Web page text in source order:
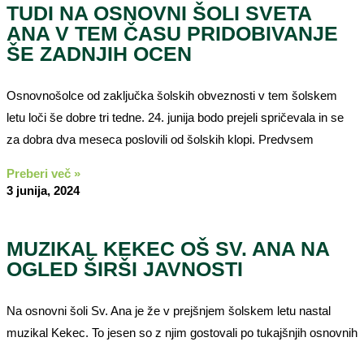
TUDI NA OSNOVNI ŠOLI SVETA
ANA V TEM ČASU PRIDOBIVANJE
ŠE ZADNJIH OCEN
Osnovnošolce od zaključka šolskih obveznosti v tem šolskem
letu loči še dobre tri tedne. 24. junija bodo prejeli spričevala in se
za dobra dva meseca poslovili od šolskih klopi. Predvsem
Preberi več »
3 junija, 2024
MUZIKAL KEKEC OŠ SV. ANA NA
OGLED ŠIRŠI JAVNOSTI
Na osnovni šoli Sv. Ana je že v prejšnjem šolskem letu nastal
muzikal Kekec. To jesen so z njim gostovali po tukajšnjih osnovnih